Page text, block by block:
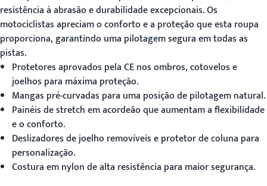
resistência à abrasão e durabilidade excepcionais. Os
motociclistas apreciam o conforto e a proteção que esta roupa
proporciona, garantindo uma pilotagem segura em todas as
pistas.
Protetores aprovados pela CE nos ombros, cotovelos e
joelhos para máxima proteção.
Mangas pré-curvadas para uma posição de pilotagem natural.
Painéis de stretch em acordeão que aumentam a flexibilidade
e o conforto.
Deslizadores de joelho removíveis e protetor de coluna para
personalização.
Costura em nylon de alta resistência para maior segurança.